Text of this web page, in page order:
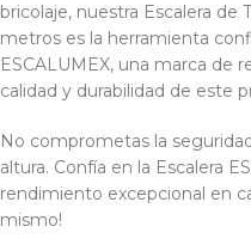
bricolaje, nuestra Escalera de
metros es la herramienta
ESCALUMEX, una marca de
calidad y durabilidad de este
No comprometas la
altura. Confía en la Escalera
rendimiento excepcional en
mismo!